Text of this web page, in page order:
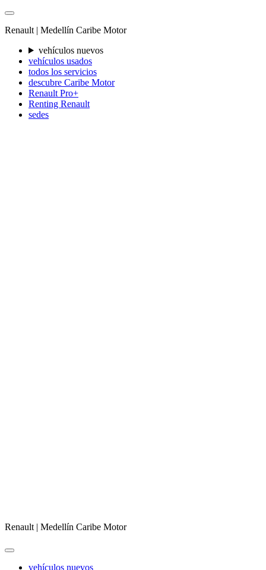
Renault | Medellín Caribe Motor
vehículos nuevos
vehículos usados
todos los servicios
descubre Caribe Motor
Renault Pro+
Renting Renault
sedes
Renault | Medellín Caribe Motor
vehículos nuevos